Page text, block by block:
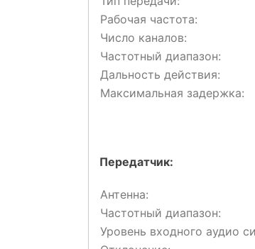
Рабочая частота:
Число каналов:
Частотный диапазон:
Дальность действия:
Максимальная задержка:
Передатчик:
Антенна:
Частотный диапазон:
Уровень входного аудио